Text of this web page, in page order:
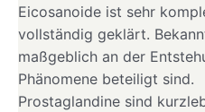
Eicosanoide ist sehr
vollständig geklärt.
maßgeblich an der
Phänomene beteiligt sind.
Prostaglandine sind